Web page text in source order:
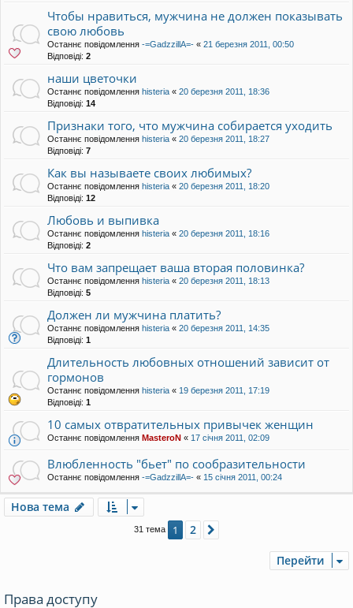
Чтобы нравиться, мужчина не должен показывать
свою любовь
Останнє повідомлення -=GadzzillA=- « 21 березня 2011, 00:50
Відповіді: 2
наши цветочки
Останнє повідомлення histeria « 20 березня 2011, 18:36
Відповіді: 14
Признаки того, что мужчина собирается уходить
Останнє повідомлення histeria « 20 березня 2011, 18:27
Відповіді: 7
Как вы называете своих любимых?
Останнє повідомлення histeria « 20 березня 2011, 18:20
Відповіді: 12
Любовь и выпивка
Останнє повідомлення histeria « 20 березня 2011, 18:16
Відповіді: 2
Что вам запрещает ваша вторая половинка?
Останнє повідомлення histeria « 20 березня 2011, 18:13
Відповіді: 5
Должен ли мужчина платить?
Останнє повідомлення histeria « 20 березня 2011, 14:35
Відповіді: 1
Длительность любовных отношений зависит от
гормонов
Останнє повідомлення histeria « 19 березня 2011, 17:19
Відповіді: 1
10 самых отвратительных привычек женщин
Останнє повідомлення MasteroN « 17 січня 2011, 02:09
Влюбленность "бьет" по сообразительности
Останнє повідомлення -=GadzzillA=- « 15 січня 2011, 00:24
Нова тема
31 тема 1 2
Перейти
Права доступу